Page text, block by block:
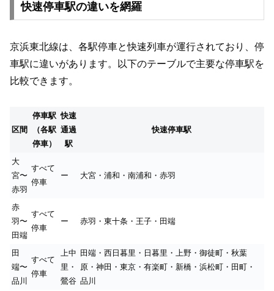
快速停車駅の違いを網羅
京浜東北線は、各駅停車と快速列車が運行されており、停
車駅に違いがあります。以下のテーブルで主要な停車駅を
比較できます。
区間
停車駅
（各駅
停車）
快速
通過
駅
快速停車駅
大
宮〜
赤羽
すべて
停車
ー 大宮・浦和・南浦和・赤羽
赤
羽〜
田端
すべて
停車
ー 赤羽・東十条・王子・田端
田
端〜
品川
すべて
停車
上中
里・
鶯谷
田端・西日暮里・日暮里・上野・御徒町・秋葉
原・神田・東京・有楽町・新橋・浜松町・田町・
品川